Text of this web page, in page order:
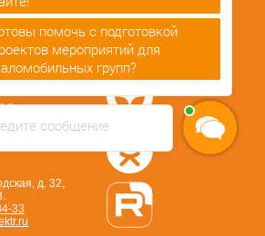
перерыва)
д. 32,
33
сообщение
помочь с подготовкой
мероприятий для
групп?
Алинапечатает...